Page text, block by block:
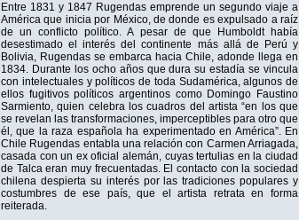
Entre 1831 y 1847 Rugendas emprende un segundo viaje a
América que inicia por México, de donde es expulsado a raíz
de un conflicto político. A pesar de que Humboldt había
desestimado el interés del continente más allá de Perú y
Bolivia, Rugendas se embarca hacia Chile, adonde llega en
1834. Durante los ocho años que dura su estadía se vincula
con intelectuales y políticos de toda Sudamérica, algunos de
ellos fugitivos políticos argentinos como Domingo Faustino
Sarmiento, quien celebra los cuadros del artista “en los que
se revelan las transformaciones, imperceptibles para otro que
él, que la raza española ha experimentado en América”. En
Chile Rugendas entabla una relación con Carmen Arriagada,
casada con un ex oficial alemán, cuyas tertulias en la ciudad
de Talca eran muy frecuentadas. El contacto con la sociedad
chilena despierta su interés por las tradiciones populares y
costumbres de ese país, que el artista retrata en forma
reiterada.